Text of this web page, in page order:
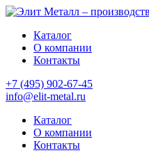
Каталог
О компании
Контакты
+7 (495) 902-67-45
info@elit-metal.ru
Каталог
О компании
Контакты